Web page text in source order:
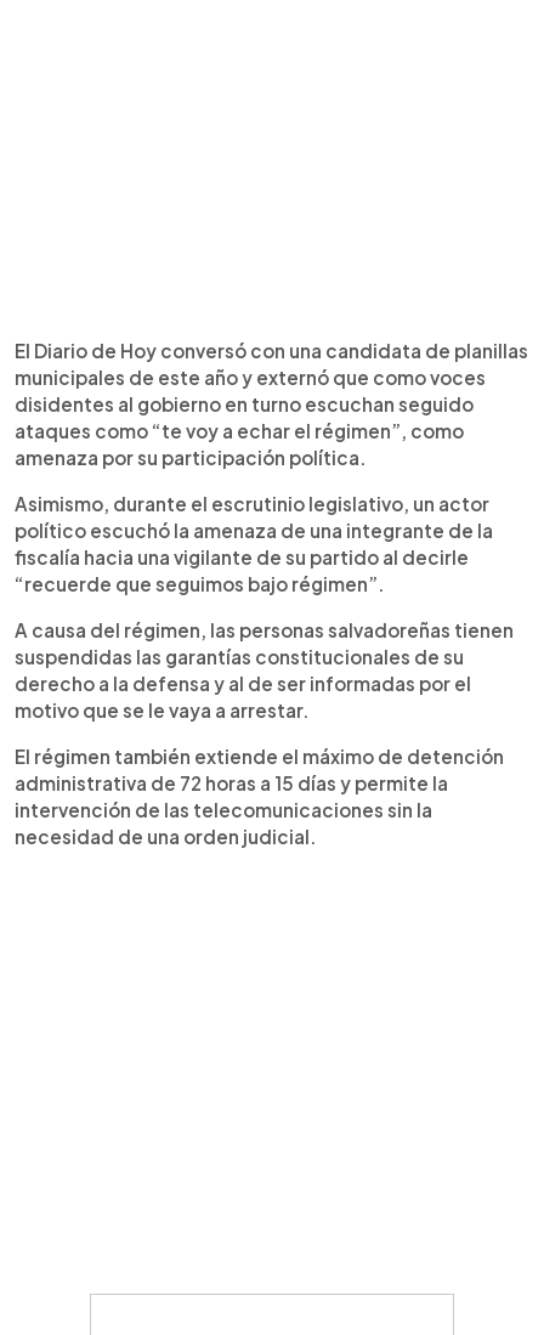
El Diario de Hoy conversó con una candidata de planillas
municipales de este año y externó que como voces
disidentes al gobierno en turno escuchan seguido
ataques como “te voy a echar el régimen”, como
amenaza por su participación política.
Asimismo, durante el escrutinio legislativo, un actor
político escuchó la amenaza de una integrante de la
fiscalía hacia una vigilante de su partido al decirle
“recuerde que seguimos bajo régimen”.
A causa del régimen, las personas salvadoreñas tienen
suspendidas las garantías constitucionales de su
derecho a la defensa y al de ser informadas por el
motivo que se le vaya a arrestar.
El régimen también extiende el máximo de detención
administrativa de 72 horas a 15 días y permite la
intervención de las telecomunicaciones sin la
necesidad de una orden judicial.